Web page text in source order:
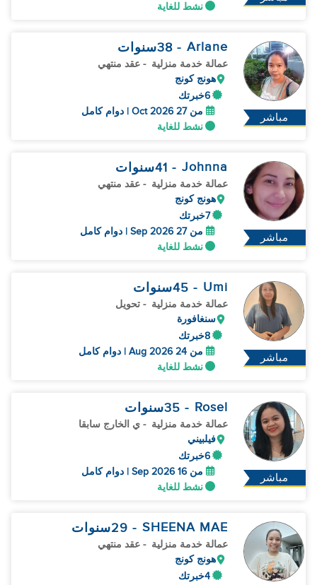
نشط للغاية
مباشر
Arlane
- 38 سنوات
عمالة خدمة منزلية - عقد منتهي
هونج كونج
6خبرتك
من 27 Oct 2026 | دوام كامل
نشط للغاية
مباشر
Johnna
- 41 سنوات
عمالة خدمة منزلية - عقد منتهي
هونج كونج
7خبرتك
من 27 Sep 2026 | دوام كامل
نشط للغاية
مباشر
Umi
- 45 سنوات
عمالة خدمة منزلية - تحويل
سنغافورة
8خبرتك
من 24 Aug 2026 | دوام كامل
نشط للغاية
مباشر
Rosel
- 35 سنوات
عمالة خدمة منزلية - ي الخارج سابقا
فيلبيني
6خبرتك
من 16 Sep 2026 | دوام كامل
نشط للغاية
SHEENA MAE
- 29 سنوات
عمالة خدمة منزلية - عقد منتهي
هونج كونج
4خبرتك